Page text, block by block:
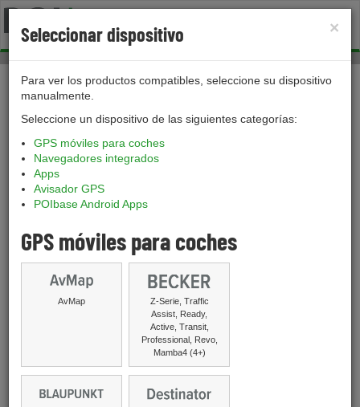
×
Seleccionar dispositivo
Para ver los productos compatibles, seleccione su dispositivo
manualmente.
Seleccione un dispositivo de las siguientes categorías:
GPS móviles para coches
Navegadores integrados
Apps
Avisador GPS
POIbase Android Apps
GPS móviles para coches
AvMap
Z-Serie, Traffic
Assist, Ready,
Active, Transit,
Professional, Revo,
Mamba4 (4+)
›Tienda › POI Pilot
POI Pilot
Carrito de compras
No hay artículos en tu carrito de compras.
Se muestran todos los productos para todos los
dispositivos.
Mostrar sólo productos para mi
Radares POI Pilot
Voces divertidas Guía temática